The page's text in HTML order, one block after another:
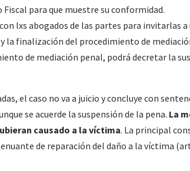
para que muestre su conformidad.
lxs abogados de las partes para invitarlas
la finalización del procedimiento de
de mediación penal, podrá decretar la
el caso no va a juicio y concluye con
se acuerde la suspensión de la pena. La
causado a la víctima. La principal
de reparación del daño a la víctima